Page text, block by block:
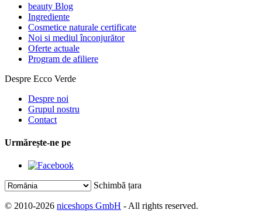
beauty Blog
Ingrediente
Cosmetice naturale certificate
Noi si mediul înconjurător
Oferte actuale
Program de afiliere
Despre Ecco Verde
Despre noi
Grupul nostru
Contact
Urmărește-ne pe
Schimbă țara
© 2010-2026 niceshops GmbH - All rights reserved.